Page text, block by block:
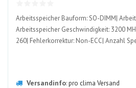
Arbeitsspeicher Bauform: SO-DIMM|
Arbeitsspeicher Geschwindigkeit: 3200
260| Fehlerkorrektur: Non-ECC| Anzahl
Versandinfo:pro clima Versand